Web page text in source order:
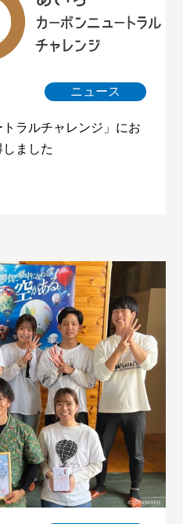
ニュース
トラルチャレンジ」にお
ました